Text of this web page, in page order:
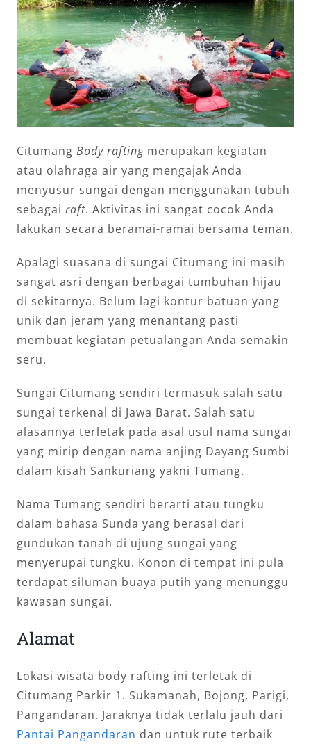
Citumang Body rafting merupakan kegiatan
atau olahraga air yang mengajak Anda
menyusur sungai dengan menggunakan tubuh
sebagai raft. Aktivitas ini sangat cocok Anda
lakukan secara beramai-ramai bersama teman.
Apalagi suasana di sungai Citumang ini masih
sangat asri dengan berbagai tumbuhan hijau
di sekitarnya. Belum lagi kontur batuan yang
unik dan jeram yang menantang pasti
membuat kegiatan petualangan Anda semakin
seru.
Sungai Citumang sendiri termasuk salah satu
sungai terkenal di Jawa Barat. Salah satu
alasannya terletak pada asal usul nama sungai
yang mirip dengan nama anjing Dayang Sumbi
dalam kisah Sankuriang yakni Tumang.
Nama Tumang sendiri berarti atau tungku
dalam bahasa Sunda yang berasal dari
gundukan tanah di ujung sungai yang
menyerupai tungku. Konon di tempat ini pula
terdapat siluman buaya putih yang menunggu
kawasan sungai.
Alamat
Lokasi wisata body rafting ini terletak di
Citumang Parkir 1. Sukamanah, Bojong, Parigi,
Pangandaran. Jaraknya tidak terlalu jauh dari
Pantai Pangandaran dan untuk rute terbaik